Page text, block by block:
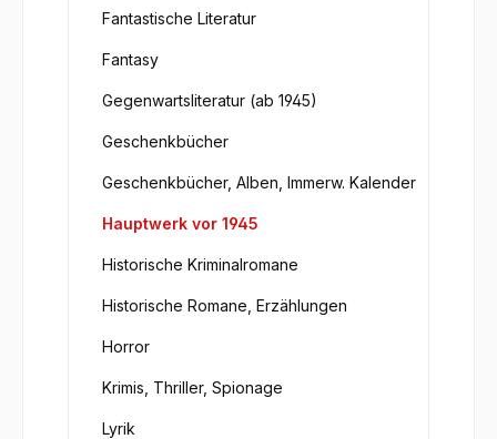
Fantastische Literatur
Fantasy
Gegenwartsliteratur (ab 1945)
Geschenkbücher
Geschenkbücher, Alben, Immerw. Kalender
Hauptwerk vor 1945
Historische Kriminalromane
Historische Romane, Erzählungen
Horror
Krimis, Thriller, Spionage
Lyrik